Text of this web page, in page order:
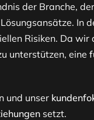
der Branche,
In
Risiken. Da
unterstützen, eine
und unser
setzt.